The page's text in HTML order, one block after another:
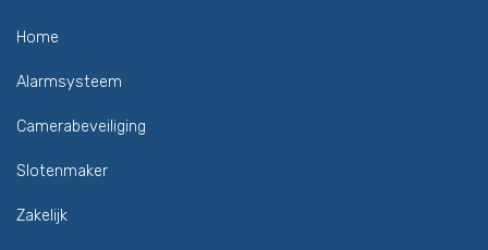
Home
Alarmsysteem
Camerabeveiliging
Slotenmaker
Zakelijk